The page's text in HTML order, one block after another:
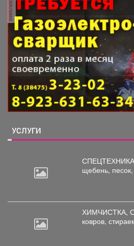
реклама
УСЛУГИ
щебень,
ХИМЧИСТКА,
ковров,